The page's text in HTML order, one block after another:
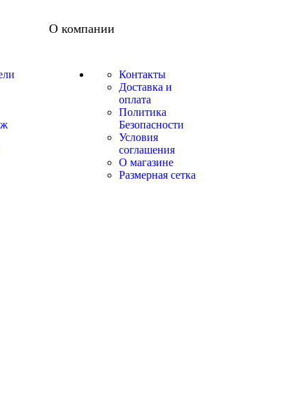
О компании
Контакты
Доставка и
оплата
Политика
Безопасности
Условия
соглашения
О магазине
Размерная сетка